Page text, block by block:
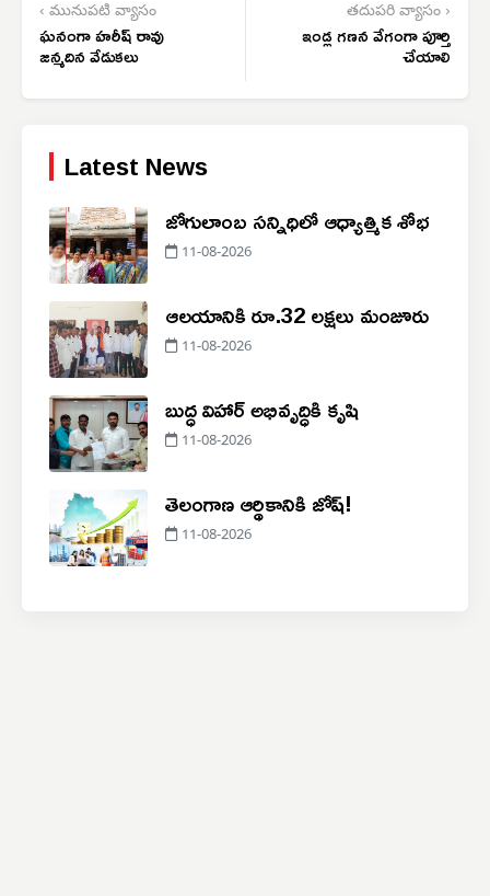
‹ మునుపటి వ్యాసం
ఘనంగా హరీష్ రావు
జన్మదిన వేడుకలు
తదుపరి వ్యాసం ›
ఇండ్ల గణన వేగంగా పూర్తి
చేయాలి
Latest News
జోగులాంబ సన్నిధిలో ఆధ్యాత్మిక శోభ
11-08-2026
ఆలయానికి రూ.32 లక్షలు మంజూరు
11-08-2026
బుద్ధ విహార్ అభివృద్ధికి కృషి
11-08-2026
తెలంగాణ ఆర్థికానికి జోష్!
11-08-2026